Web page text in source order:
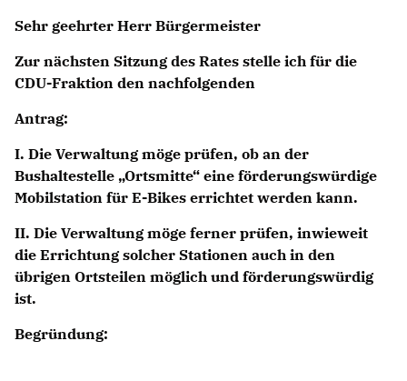
ABGEORDNETE
Mitglied werden
Sehr geehrter Herr Bürgermeister
Zur nächsten Sitzung des Rates stelle ich für die
CDU-Fraktion den nachfolgenden
Antrag:
I. Die Verwaltung möge prüfen, ob an der
Bushaltestelle „Ortsmitte“ eine förderungswürdige
Mobilstation für E-Bikes errichtet werden kann.
II. Die Verwaltung möge ferner prüfen, inwieweit
die Errichtung solcher Stationen auch in den
übrigen Ortsteilen möglich und förderungswürdig
ist.
Begründung: